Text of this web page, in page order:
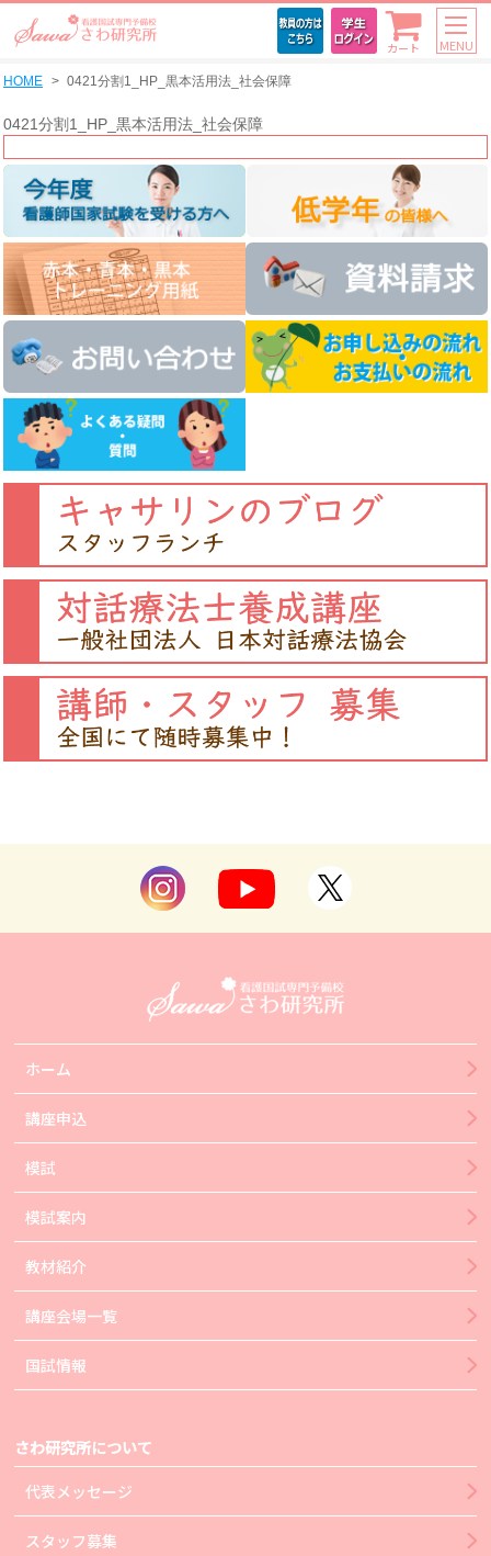
カート MENU
HOME 0421分割1_HP_黒本活用法_社会保障
0421分割1_HP_黒本活用法_社会保障
ホーム
講座申込
模試
模試案内
教材紹介
講座会場一覧
国試情報
さわ研究所について
代表メッセージ
スタッフ募集